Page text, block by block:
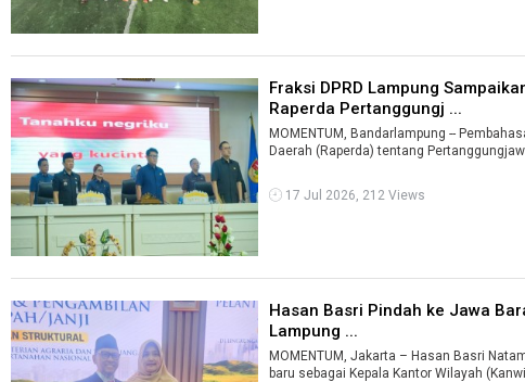
Fraksi DPRD Lampung
Raperda Pertanggungj ...
MOMENTUM, Bandarlampung --
Daerah (Raperda) tentang
17 Jul 2026, 212 Views
Hasan Basri Pindah ke Jawa
Lampung ...
MOMENTUM, Jakarta – Hasan Basri
baru sebagai Kepala Kantor Wilayah